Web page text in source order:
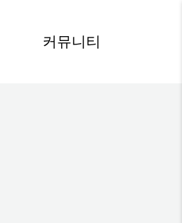
커뮤니티